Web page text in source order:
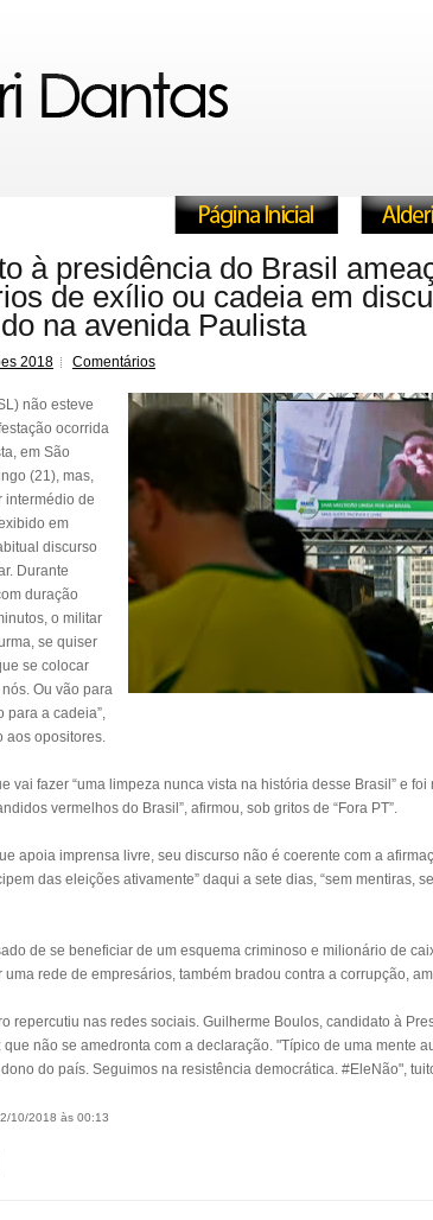
à presidência do Brasil
de exílio ou cadeia em
na avenida Paulista
2018 Comentários
não esteve
ocorrida
em São
(21), mas,
intermédio de
em
discurso
Durante
duração
o militar
se quiser
se colocar
Ou vão para
para a cadeia”,
aos opositores.
vai fazer “uma limpeza nunca vista na história desse Brasil” e foi
vermelhos do Brasil”, afirmou, sob gritos de “Fora PT”.
apoia imprensa livre, seu discurso não é coerente com a
das eleições ativamente” daqui a sete dias, “sem mentiras,
de se beneficiar de um esquema criminoso e milionário de
rede de empresários, também bradou contra a corrupção,
repercutiu nas redes sociais. Guilherme Boulos, candidato à
não se amedronta com a declaração. "Típico de uma mente
do país. Seguimos na resistência democrática. #EleNão",
10/2018 às 00:13